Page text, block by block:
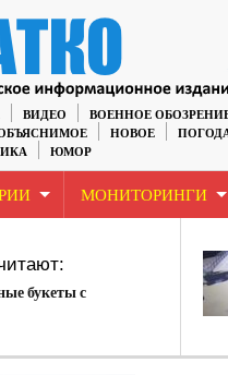
ВИДЕО ВОЕННОЕ
НОВОЕ
ЮМОР
МОНИТОРИНГИ
букеты с